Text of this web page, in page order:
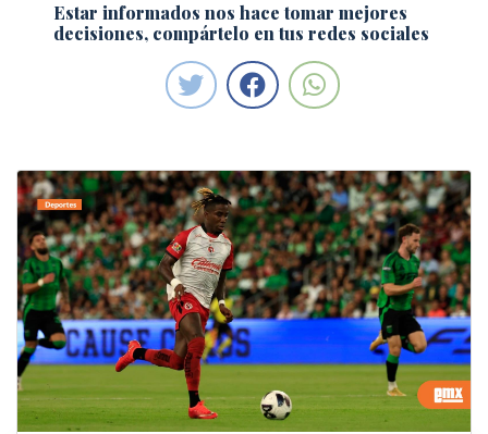
Estar informados nos hace tomar mejores
decisiones, compártelo en tus redes sociales